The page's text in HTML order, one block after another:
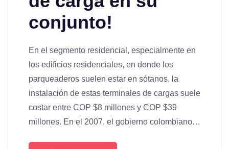
conjunto!
En el segmento residencial, especialmente en
los edificios residenciales, en donde los
parqueaderos suelen estar en sótanos, la
instalación de estas terminales de cargas suele
costar entre COP $8 millones y COP $39
millones. En el 2007, el gobierno colombiano…